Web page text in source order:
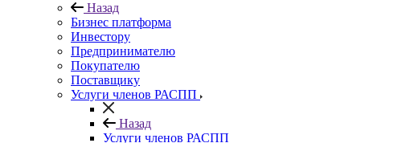
Назад
Бизнес платформа
Инвестору
Предпринимателю
Покупателю
Поставщику
Услуги членов РАСПП
Назад
Услуги членов РАСПП